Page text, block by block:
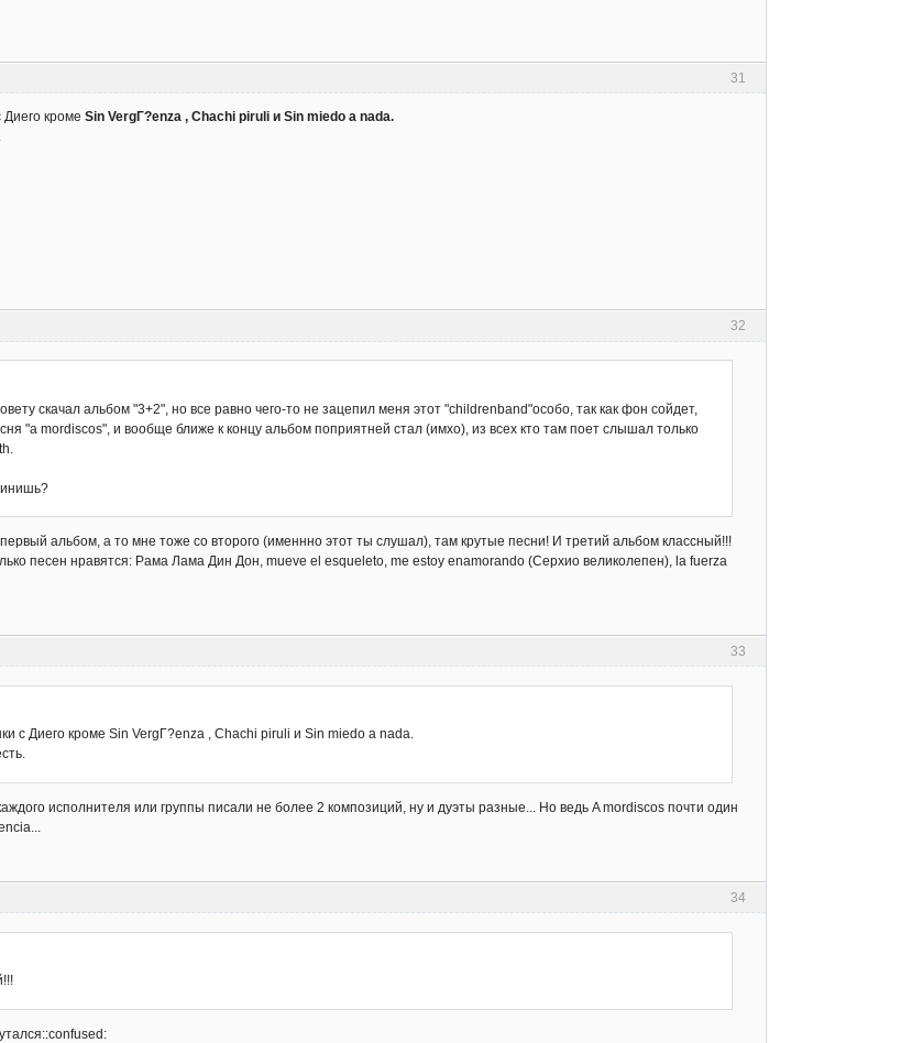
31
Диего кроме Sin VergГ?enza , Chachi piruli и Sin miedo a nada.
32
скачал альбом "3+2", но все равно чего-то не зацепил меня этот "childrenband"особо, так как фон сойдет,
"a mordiscos", и вообще ближе к концу альбом поприятней стал (имхо), из всех кто там поет слышал только
альбом, а то мне тоже со второго (именнно этот ты слушал), там крутые песни! И третий альбом классный!!!
песен нравятся: Рама Лама Дин Дон, mueve el esqueleto, me estoy enamorando (Серхио великолепен), la fuerza
33
с Диего кроме Sin VergГ?enza , Chachi piruli и Sin miedo a nada.
исполнителя или группы писали не более 2 композиций, ну и дуэты разные... Но ведь A mordiscos почти один
34